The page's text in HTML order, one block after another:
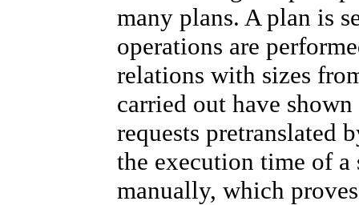
many plans. A plan is
operations are
relations with sizes
carried out have
requests pretranslated
the execution time of a
manually, which